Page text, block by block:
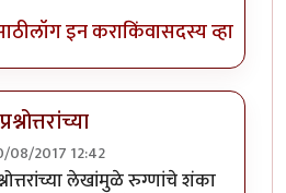
लॉग इन कराकिंवासदस्य व्हा
08/2017 12:42
विषयाला धरूनच आहे तुमचाby
लेखांमुळे रुग्णांचे शंका